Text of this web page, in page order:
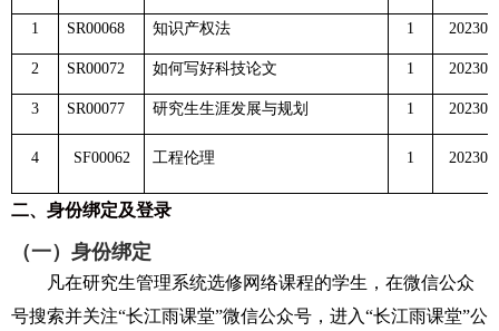
1 SR00068 知识产权法 1
2 SR00072 如何写好科技论文 1
3 SR00077 研究生生涯发展与规划 1
4 SF00062 工程伦理 1
二、身份绑定及登录
（一）身份绑定
凡在研究生管理系统选修网络课程的学生，在微信公众
号搜索并关注“长江雨课堂”微信公众号，进入“长江雨课堂”公